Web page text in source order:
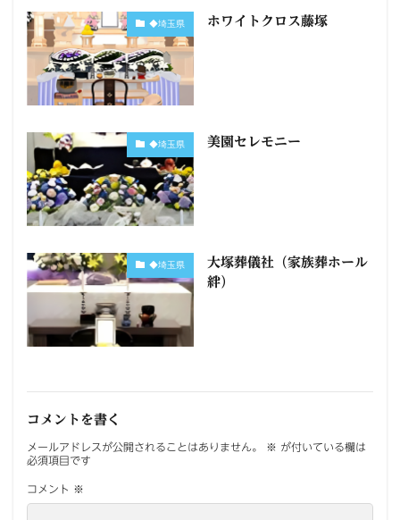
◆埼玉県 ホワイトクロス藤塚
◆埼玉県 美園セレモニー
◆埼玉県
大塚葬儀社（家族葬ホール
絆）
コメントを書く
メールアドレスが公開されることはありません。 ※ が付いている欄は
必須項目です
コメント ※